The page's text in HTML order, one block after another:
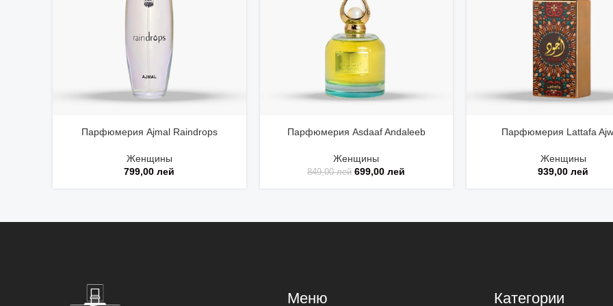
Парфюмерия Ajmal Raindrops
Женщины
799,00лей
Парфюмерия Asdaaf Andaleeb
Женщины
849,00лей 699,00лей
Парфюмерия Lattafa
Женщины
939,00лей
Меню Категории